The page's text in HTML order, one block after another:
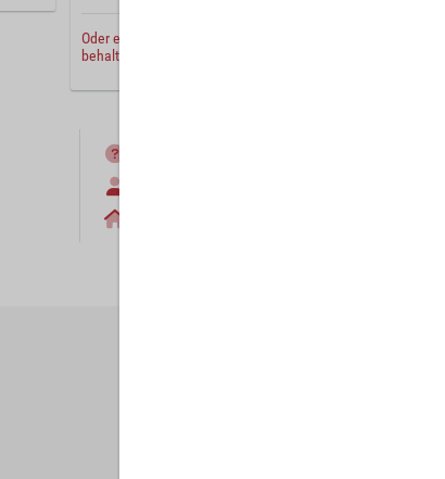
Oder erstellen Sie ein
behalten Sie Ihre Einstellungen für später.